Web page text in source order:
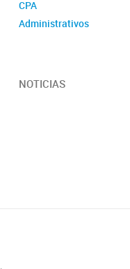
CPA
Administrativos
NOTICIAS